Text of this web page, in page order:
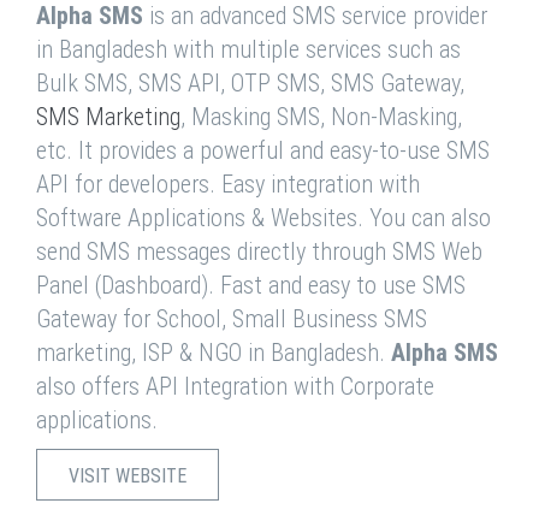
Alpha SMS is an advanced SMS service provider
in Bangladesh with multiple services such as
Bulk SMS, SMS API, OTP SMS, SMS Gateway,
SMS Marketing, Masking SMS, Non-Masking,
etc. It provides a powerful and easy-to-use SMS
API for developers. Easy integration with
Software Applications & Websites. You can also
send SMS messages directly through SMS Web
Panel (Dashboard). Fast and easy to use SMS
Gateway for School, Small Business SMS
marketing, ISP & NGO in Bangladesh. Alpha SMS
also offers API Integration with Corporate
applications.
VISIT WEBSITE